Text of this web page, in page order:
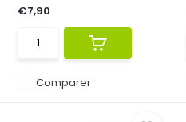
Comparer
€7,90